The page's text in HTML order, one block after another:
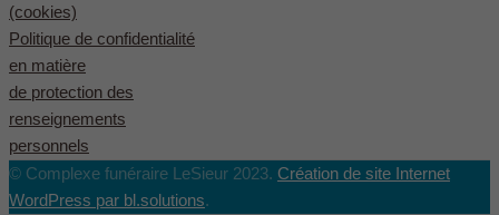
(cookies)
Politique de confidentialité
en matière
de protection des
renseignements
personnels
© Complexe funéraire LeSieur 2023. Création de site Internet
WordPress par bl.solutions.